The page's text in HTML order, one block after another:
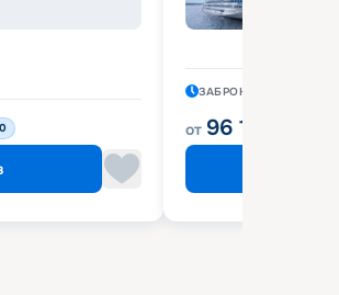
ЗАБРОНИРОВАН
от 96 120